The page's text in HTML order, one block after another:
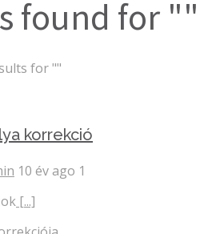
found for ""
for ""
korrekció
10 év ago 1
[...]